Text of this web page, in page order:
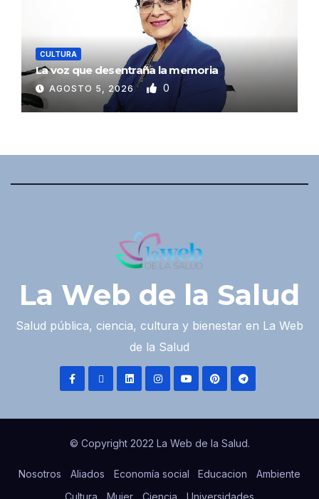
CULTURA
La voz que desentraña la memoria
AGOSTO 5, 2026 0
La Web de la Salud
Salud pública, ciencia, cultura y bienestar en La Web
de la Salud
© Copyright 2022 La Web de la Salud.
Nosotros Aliados Economía social Educacion
Ambiente